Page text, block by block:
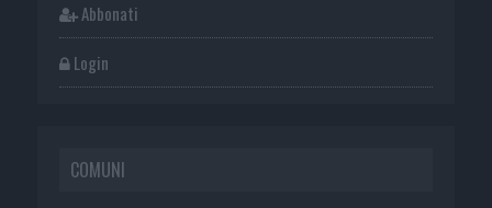
Abbonati
Login
COMUNI